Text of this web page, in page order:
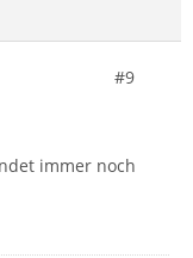
#9
immer noch